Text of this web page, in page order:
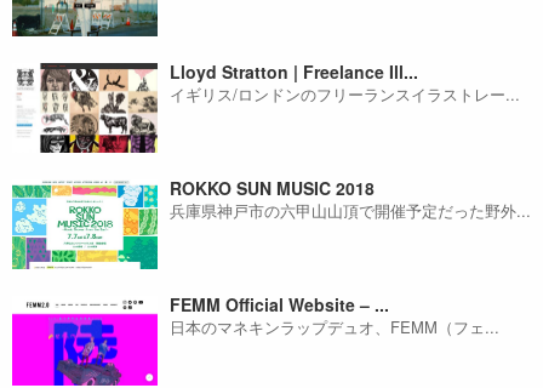
Lloyd Stratton | Freelance Ill...
イギリス/ロンドンのフリーランスイラストレー...
ROKKO SUN MUSIC 2018
兵庫県神戸市の六甲山山頂で開催予定だった野外...
FEMM Official Website – ...
日本のマネキンラップデュオ、FEMM（フェ...